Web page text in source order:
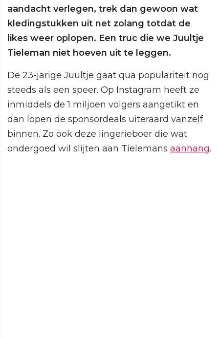
aandacht verlegen, trek dan gewoon wat
kledingstukken uit net zolang totdat de
likes weer oplopen. Een truc die we Juultje
Tieleman niet hoeven uit te leggen.
De 23-jarige Juultje gaat qua populariteit nog
steeds als een speer. Op Instagram heeft ze
inmiddels de 1 miljoen volgers aangetikt en
dan lopen de sponsordeals uiteraard vanzelf
binnen. Zo ook deze lingerieboer die wat
ondergoed wil slijten aan Tielemans aanhang.